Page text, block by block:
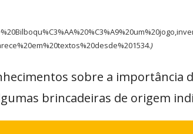
)
sobre a importância
brincadeiras de origem